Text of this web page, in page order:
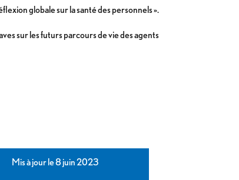
globale sur la santé des personnels ».
sur les futurs parcours de vie des agents
Mis à jour le 8 juin 2023